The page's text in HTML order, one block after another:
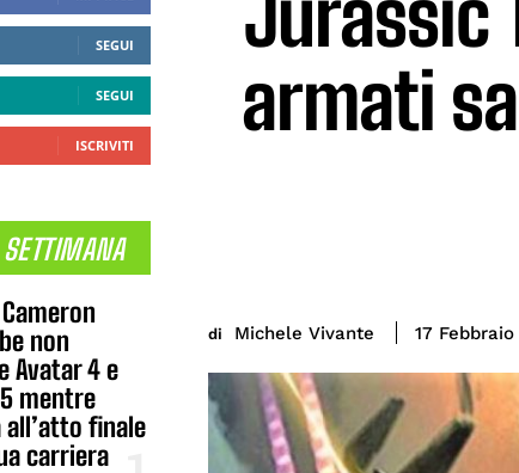
SEGUI
SEGUI
ISCRIVITI
non
Avatar 4 e
mentre
all’atto finale
carriera
armati
di Michele Vivante 17